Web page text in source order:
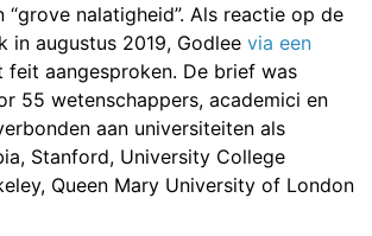
“grove nalatigheid”. Als reactie op de
in augustus 2019, Godlee via een
feit aangesproken. De brief was
55 wetenschappers, academici en
aan universiteiten als
Stanford, University College
Queen Mary University of London